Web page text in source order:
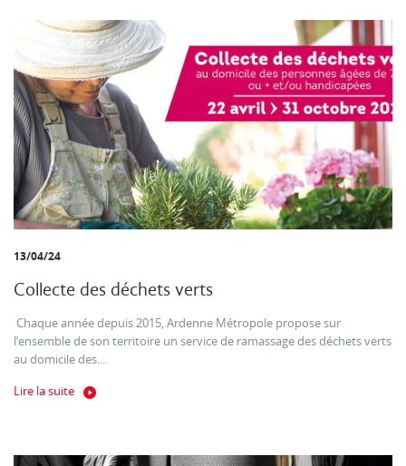
13/04/24
Collecte des déchets verts
Chaque année depuis 2015, Ardenne Métropole propose sur
l’ensemble de son territoire un service de ramassage des déchets verts
au domicile des...
Lire la suite